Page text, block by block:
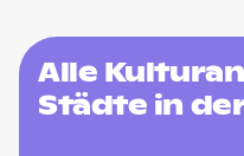
Alle
Städte in